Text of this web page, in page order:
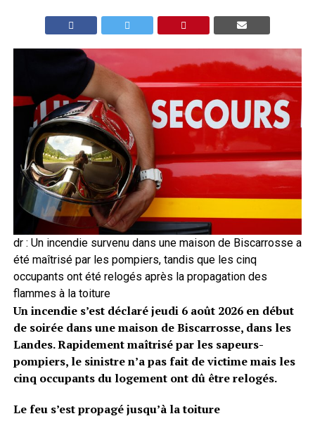
dr : Un incendie survenu dans une maison de Biscarrosse a
été maîtrisé par les pompiers, tandis que les cinq
occupants ont été relogés après la propagation des
flammes à la toiture
Un incendie s’est déclaré jeudi 6 août 2026 en début
de soirée dans une maison de Biscarrosse, dans les
Landes. Rapidement maîtrisé par les sapeurs-
pompiers, le sinistre n’a pas fait de victime mais les
cinq occupants du logement ont dû être relogés.
Le feu s’est propagé jusqu’à la toiture